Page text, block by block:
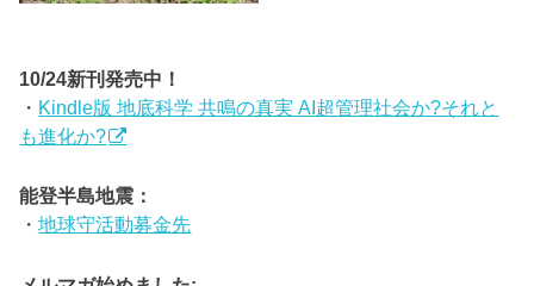
10/24新刊発売中！
・ Kindle版 地底科学 共鳴の真実 AI超管理社会か?それと
も進化か?
能登半島地震：
・地球守活動募金先